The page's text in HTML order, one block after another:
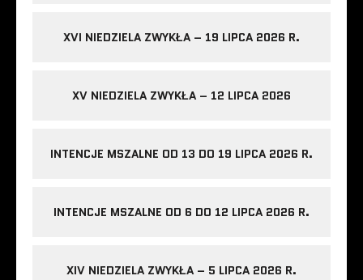
XVI NIEDZIELA ZWYKŁA – 19 LIPCA 2026 R.
XV NIEDZIELA ZWYKŁA – 12 LIPCA 2026
INTENCJE MSZALNE OD 13 DO 19 LIPCA 2026 R.
INTENCJE MSZALNE OD 6 DO 12 LIPCA 2026 R.
XIV NIEDZIELA ZWYKŁA – 5 LIPCA 2026 R.